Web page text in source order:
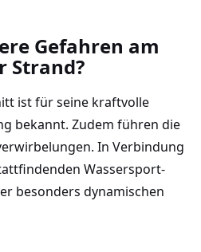
Gefahren am
Strand?
ist für seine kraftvolle
bekannt. Zudem führen die
In Verbindung
Wassersport-
besonders dynamischen